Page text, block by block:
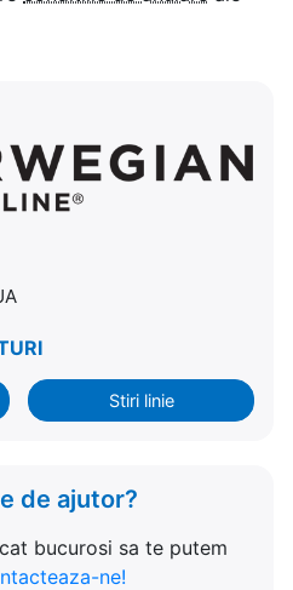
Stiri linie
de ajutor?
bucurosi sa te putem
ne!